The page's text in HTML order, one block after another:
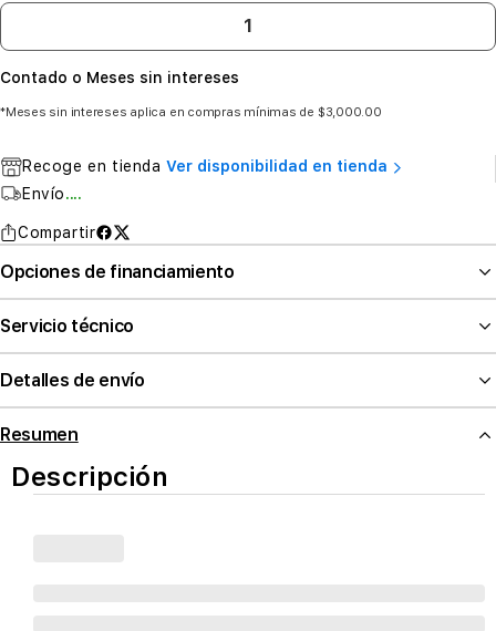
Contado o Meses sin intereses
*Meses sin intereses aplica en compras mínimas de $3,000.00
Recoge en tienda Ver disponibilidad en tienda
Envío....
Compartir
Opciones de financiamiento
Servicio técnico
Detalles de envío
Resumen
Descripción